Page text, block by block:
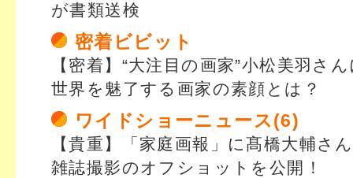
が書類送検
密着ビビット
【密着】“大注目の画家”小松美羽さ
世界を魅了する画家の素顔とは？
ワイドショーニュース(6)
【貴重】「家庭画報」に髙橋大輔さ
雑誌撮影のオフショットを公開！